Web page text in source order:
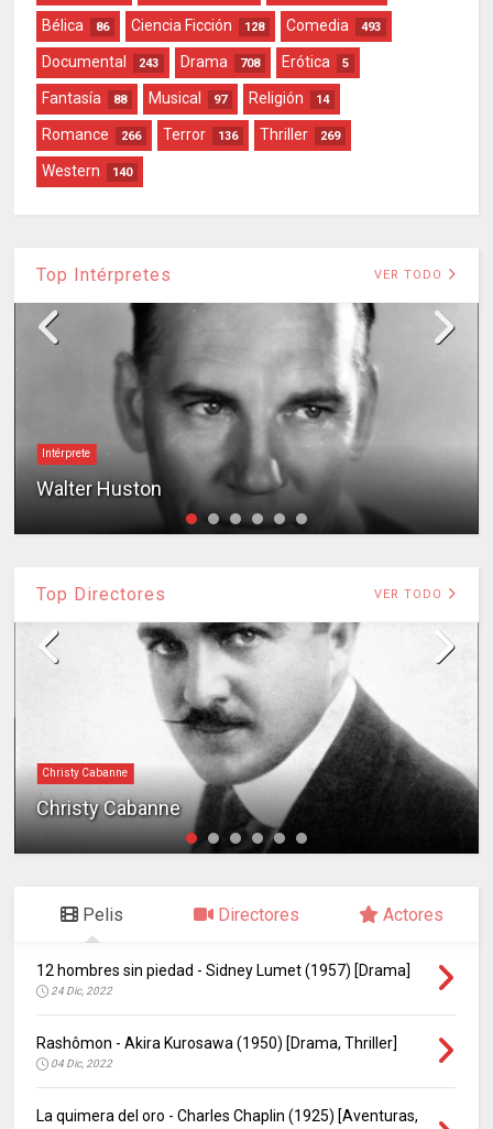
Bélica 86 Ciencia Ficción 128 Comedia 493
Documental 243 Drama 708 Erótica 5
Fantasía 88 Musical 97 Religión 14
Romance 266 Terror 136 Thriller 269
Western 140
Top Intérpretes VER TODO
Intérprete
Walter Huston
Top Directores VER TODO
Christy Cabanne
Christy Cabanne
Pelis Directores Actores
12 hombres sin piedad - Sidney Lumet (1957) [Drama]
24 Dic, 2022
Rashômon - Akira Kurosawa (1950) [Drama, Thriller]
04 Dic, 2022
La quimera del oro - Charles Chaplin (1925) [Aventuras,